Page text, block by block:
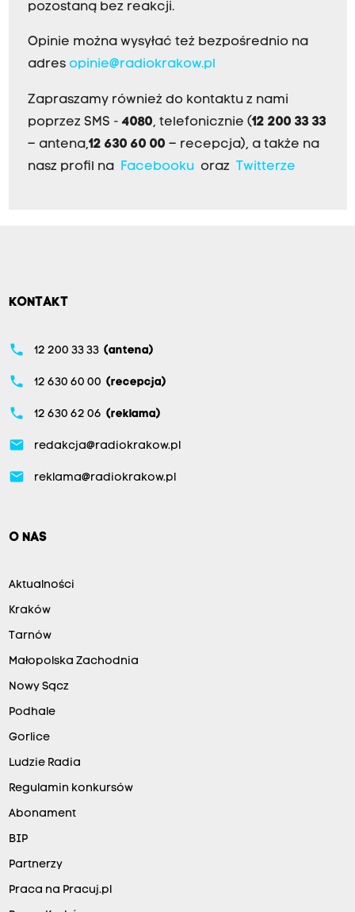
pozostaną bez reakcji.
Opinie można wysyłać też bezpośrednio na
adres opinie@radiokrakow.pl
Zapraszamy również do kontaktu z nami
poprzez SMS - 4080, telefonicznie (12 200 33 33
– antena,12 630 60 00 – recepcja), a także na
nasz profil na
Facebookuoraz Twitterze
KONTAKT
phone 12 200 33 33 (antena)
phone 12 630 60 00 (recepcja)
phone 12 630 62 06 (reklama)
email redakcja@radiokrakow.pl
email reklama@radiokrakow.pl
O NAS
Aktualności
Kraków
Tarnów
Małopolska Zachodnia
Nowy Sącz
Podhale
Gorlice
Ludzie Radia
Regulamin konkursów
Abonament
BIP
Partnerzy
Praca na Pracuj.pl